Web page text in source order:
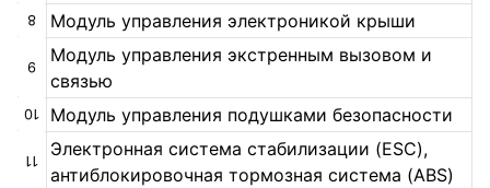
8 Модуль управления электроникой крыши
9
Модуль управления экстренным вызовом и
связью
10 Модуль управления подушками безопасности
11
Электронная система стабилизации (ESC),
антиблокировочная тормозная система (ABS)